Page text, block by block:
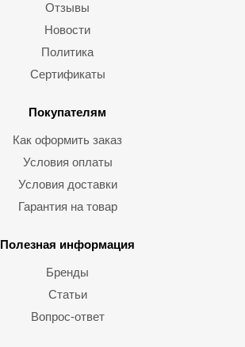
Отзывы
Новости
Политика
Сертификаты
Покупателям
Как оформить заказ
Условия оплаты
Условия доставки
Гарантия на товар
Полезная информация
Бренды
Статьи
Вопрос-ответ